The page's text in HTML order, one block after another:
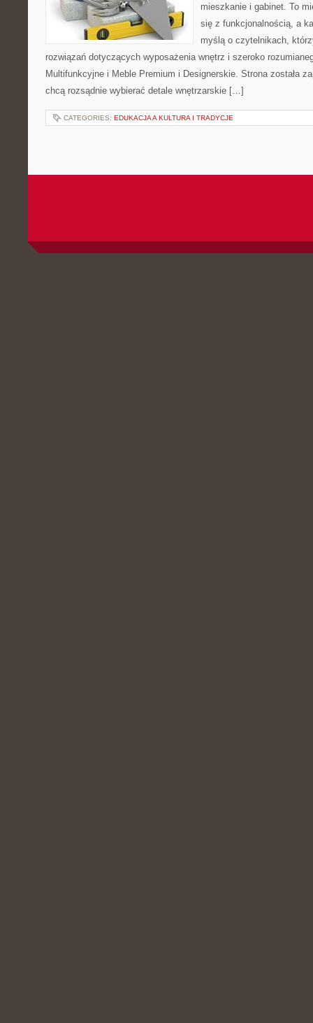
mieszkanie i gabinet. To
się z funkcjonalnością, a
myślą o czytelnikach,
rozwiązań dotyczących wyposażenia wnętrz i szeroko
Multifunkcyjne i Meble Premium i Designerskie. Strona została
chcą rozsądnie wybierać detale wnętrzarskie […]
CATEGORIES: EDUKACJA A KULTURA I TRADYCJE